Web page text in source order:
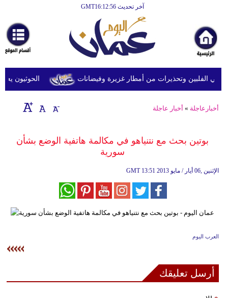
آخر تحديث GMT16:12:56
أخبارعاجلة
رياضة
ثقافة
إقتصاد
وموسيقى
سياحة
الحوثيون الفلبين وتحذيرات من أمطار غزيرة وفيضانات
أخبارعاجلة » أخبار عاجلة
بوتين بحث مع نتنياهو في مكالمة هاتفية الوضع بشأن
سورية
GMT 13:51 2013 الإثنين ,06 أيار / مايو
العرب اليوم
أرسل تعليقك